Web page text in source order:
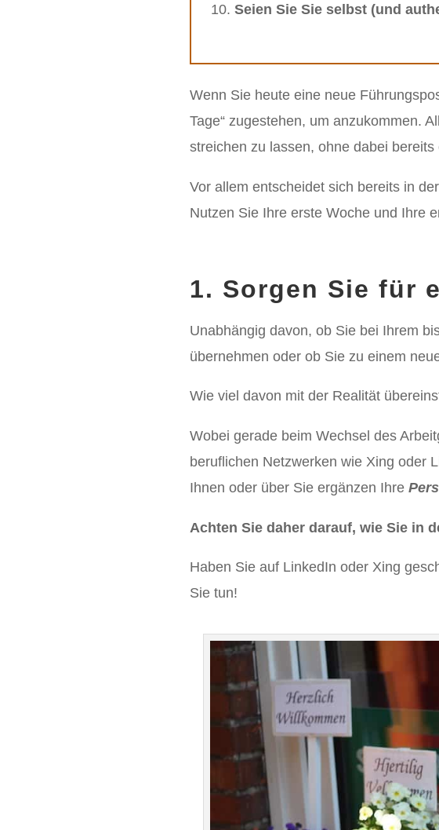
Seien Sie Sie selbst (und
Wenn Sie heute eine neue
Tage“ zugestehen, um anzukommen.
streichen zu lassen, ohne dabei
Vor allem entscheidet sich bereits in
Nutzen Sie Ihre erste Woche und Ihre
1. Sorgen Sie für
Unabhängig davon, ob Sie bei Ihrem
übernehmen oder ob Sie zu einem
Wie viel davon mit der Realität
Wobei gerade beim Wechsel des
beruflichen Netzwerken wie Xing oder
Ihnen oder über Sie ergänzen Ihre
Achten Sie daher darauf, wie Sie in
Haben Sie auf LinkedIn oder Xing
Sie tun!